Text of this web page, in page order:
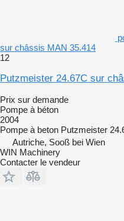
sur châssis MAN 35.414
12
Putzmeister 24.67C sur
Prix sur demande
Pompe à béton
2004
Pompe à beton Putzmeister
Autriche, Sooß bei Wien
WIN Machinery
Contacter le vendeur